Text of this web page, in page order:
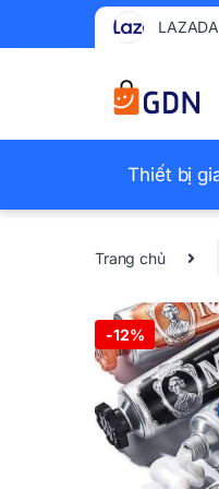
LAZADA
Thiết bị
Trang chủ
-12%